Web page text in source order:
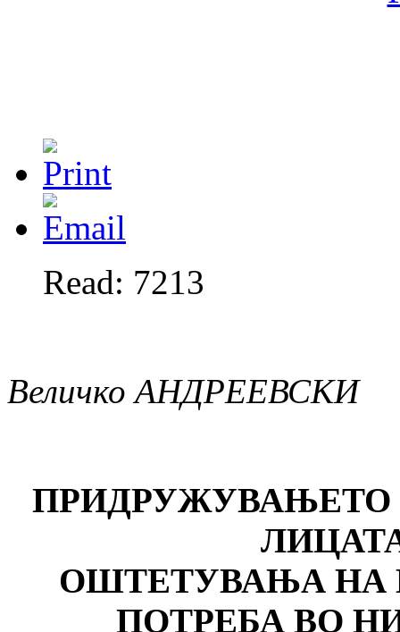
Read: 7213
Величко АНДРЕЕВСКИ
ПРИДРУЖУВАЊЕТО
ОШТЕТУВАЊА НА
ПОТРЕБА ВО